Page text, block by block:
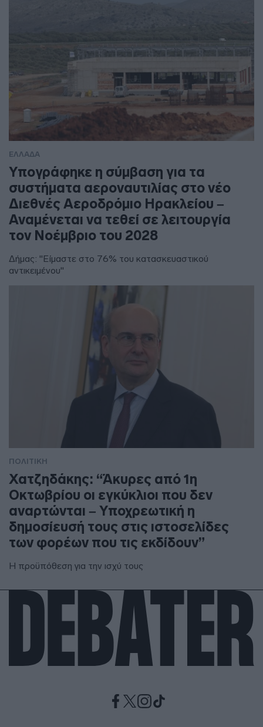
ΕΛΛΑΔΑ
Υπογράφηκε η σύμβαση για τα
συστήματα αεροναυτιλίας στο νέο
Διεθνές Αεροδρόμιο Ηρακλείου –
Αναμένεται να τεθεί σε λειτουργία
τον Νοέμβριο του 2028
Δήμας: "Είμαστε στο 76% του κατασκευαστικού
αντικειμένου"
ΠΟΛΙΤΙΚΗ
Χατζηδάκης: “Άκυρες από 1η
Οκτωβρίου οι εγκύκλιοι που δεν
αναρτώνται – Υποχρεωτική η
δημοσίευσή τους στις ιστοσελίδες
των φορέων που τις εκδίδουν”
Η προϋπόθεση για την ισχύ τους